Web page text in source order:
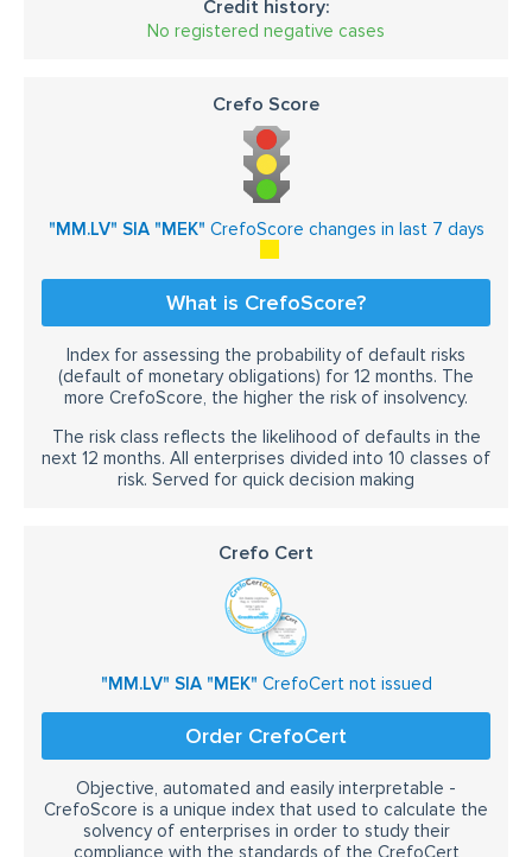
Credit history:
No registered negative cases
Crefo Score
"MM.LV" SIA "MEK" CrefoScore changes in last 7 days
What is CrefoScore?
Index for assessing the probability of default risks
(default of monetary obligations) for 12 months. The
more CrefoScore, the higher the risk of insolvency.
The risk class reflects the likelihood of defaults in the
next 12 months. All enterprises divided into 10 classes of
risk. Served for quick decision making
Crefo Cert
"MM.LV" SIA "MEK" CrefoCert not issued
Order CrefoCert
Objective, automated and easily interpretable -
CrefoScore is a unique index that used to calculate the
solvency of enterprises in order to study their
compliance with the standards of the CrefoCert